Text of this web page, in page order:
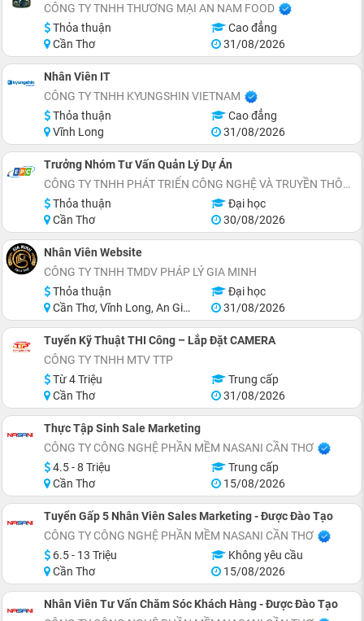
CÔNG TY TNHH THƯƠNG MẠI AN NAM FOOD
Thỏa thuận
Cao đẳng
Cần Thơ
31/08/2026
Nhân Viên IT
CÔNG TY TNHH KYUNGSHIN VIETNAM
Thỏa thuận
Cao đẳng
Vĩnh Long
31/08/2026
Trưởng Nhóm Tư Vấn Quản Lý Dự Án
CÔNG TY TNHH PHÁT TRIỂN CÔNG NGHỆ VÀ TRUYỀN THÔNG EPC
Thỏa thuận
Đại học
Cần Thơ
30/08/2026
Nhân Viên Website
CÔNG TY TNHH TMDV PHÁP LÝ GIA MINH
Thỏa thuận
Đại học
Cần Thơ, Vĩnh Long, An Giang, Kiên Giang, Đồng Tháp, Tiền Giang
31/08/2026
Tuyển Kỹ Thuật THI Công – Lắp Đặt CAMERA
CÔNG TY TNHH MTV TTP
Từ 4 Triệu
Trung cấp
Cần Thơ
31/08/2026
Thực Tập Sinh Sale Marketing
CÔNG TY CÔNG NGHỆ PHẦN MỀM NASANI CẦN THƠ
4.5 - 8 Triệu
Trung cấp
Cần Thơ
15/08/2026
Tuyển Gấp 5 Nhân Viên Sales Marketing - Được Đào Tạo
CÔNG TY CÔNG NGHỆ PHẦN MỀM NASANI CẦN THƠ
6.5 - 13 Triệu
Không yêu cầu
Cần Thơ
15/08/2026
Nhân Viên Tư Vấn Chăm Sóc Khách Hàng - Được Đào Tạo